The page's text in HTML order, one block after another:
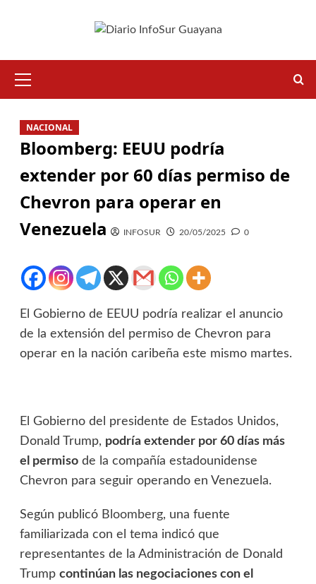
principal
NACIONAL
Bloomberg: EEUU podría
extender por 60 días permiso de
Chevron para operar en
Venezuela
INFOSUR 20/05/2025 0
El Gobierno de EEUU podría realizar el anuncio
de la extensión del permiso de Chevron para
operar en la nación caribeña este mismo martes.
El Gobierno del presidente de Estados Unidos,
Donald Trump, podría extender por 60 días más
el permisode la compañía estadounidense
Chevron para seguir operando en Venezuela.
Según publicó Bloomberg, una fuente
familiarizada con el tema indicó que
representantes de la Administración de Donald
Trump continúan las negociaciones con el